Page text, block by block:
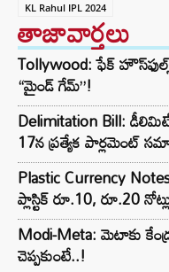
KL Rahul IPL 2024
తాజావార్తలు
Tollywood: ఫేక్
“మైండ్ గేమ్”!
Delimitation Bill:
17న ప్రత్యేక పార్లమెంట్
Plastic Currency
ప్లాస్టిక్ రూ.10, రూ.20
Modi-Meta: మెటాకు
చెప్పకుంటే..!